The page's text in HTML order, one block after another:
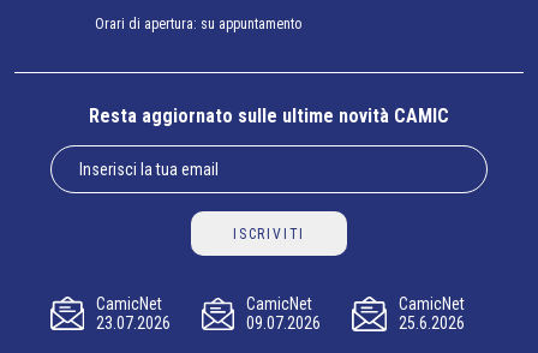
Orari di apertura: su appuntamento
Resta aggiornato sulle ultime novità CAMIC
ISCRIVITI
CamicNet
23.07.2026
CamicNet
09.07.2026
CamicNet
25.6.2026